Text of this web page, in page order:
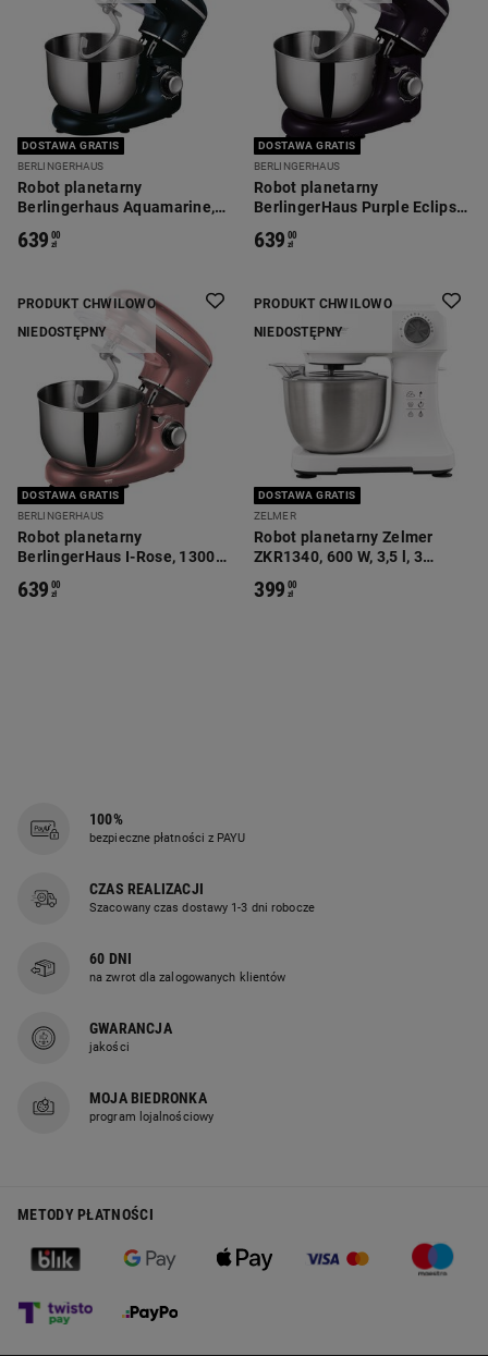
DOSTAWA GRATIS
BERLINGERHAUS
Robot planetarny
Berlingerhaus Aquamarine,
639 00
zł
DOSTAWA GRATIS
BERLINGERHAUS
Robot planetarny
BerlingerHaus Purple Eclipse,
639 00
zł
PRODUKT CHWILOWO
NIEDOSTĘPNY
DOSTAWA GRATIS
BERLINGERHAUS
Robot planetarny
BerlingerHaus I-Rose, 1300
639 00
zł
PRODUKT CHWILOWO
NIEDOSTĘPNY
DOSTAWA GRATIS
ZELMER
Robot planetarny Zelmer
ZKR1340, 600 W, 3,5 l, 3
399 00
zł
100%
bezpieczne płatności z PAYU
CZAS REALIZACJI
Szacowany czas dostawy 1-3 dni robocze
60 DNI
na zwrot dla zalogowanych klientów
GWARANCJA
jakości
MOJA BIEDRONKA
program lojalnościowy
METODY PŁATNOŚCI